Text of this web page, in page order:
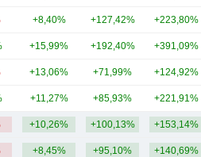
+8,40% +127,42% +223,80%
+15,99% +192,40% +391,09%
+13,06% +71,99% +124,92%
+11,27% +85,93% +221,91%
+10,26% +100,13% +153,14%
+8,45% +95,10% +140,69%